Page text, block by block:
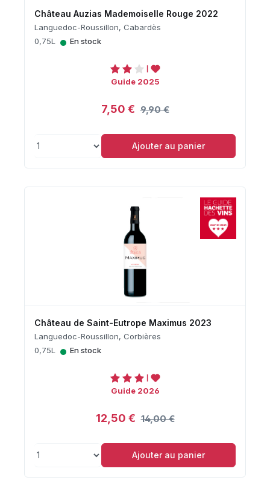
Château Auzias Mademoiselle Rouge 2022
Languedoc-Roussillon, Cabardès
0,75L
• En stock
Guide 2025
7,50 € 9,90 €
Ajouter au panier
Château de Saint-Eutrope Maximus 2023
Languedoc-Roussillon, Corbières
0,75L
• En stock
Guide 2026
12,50 € 14,00 €
Ajouter au panier